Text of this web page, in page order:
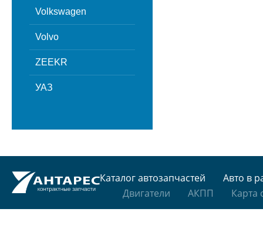
Volkswagen
Volvo
ZEEKR
УАЗ
Каталог автозапчастей
Авто в
Двигатели
АКПП Карта